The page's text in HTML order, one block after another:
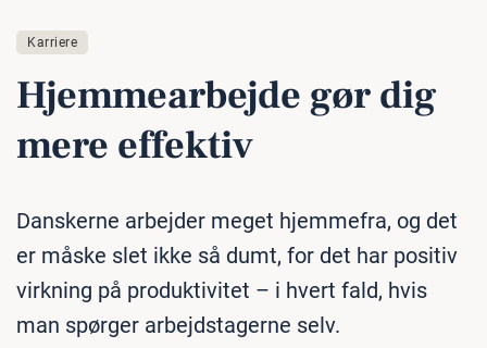
Karriere
Hjem­me­ar­bej­de gør dig
mere effektiv
Danskerne arbejder meget hjemmefra, og det
er måske slet ikke så dumt, for det har positiv
virkning på produktivitet – i hvert fald, hvis
man spørger arbejdstagerne selv.